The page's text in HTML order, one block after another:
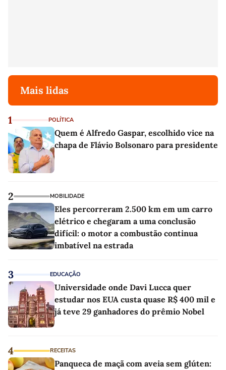
Mais lidas
1 POLÍTICA
Quem é Alfredo Gaspar, escolhido vice na
chapa de Flávio Bolsonaro para presidente
2 MOBILIDADE
Eles percorreram 2.500 km em um carro
elétrico e chegaram a uma conclusão
difícil: o motor a combustão continua
imbatível na estrada
3 EDUCAÇÃO
Universidade onde Davi Lucca quer
estudar nos EUA custa quase R$ 400 mil e
já teve 29 ganhadores do prêmio Nobel
4 RECEITAS
Panqueca de maçã com aveia sem glúten: